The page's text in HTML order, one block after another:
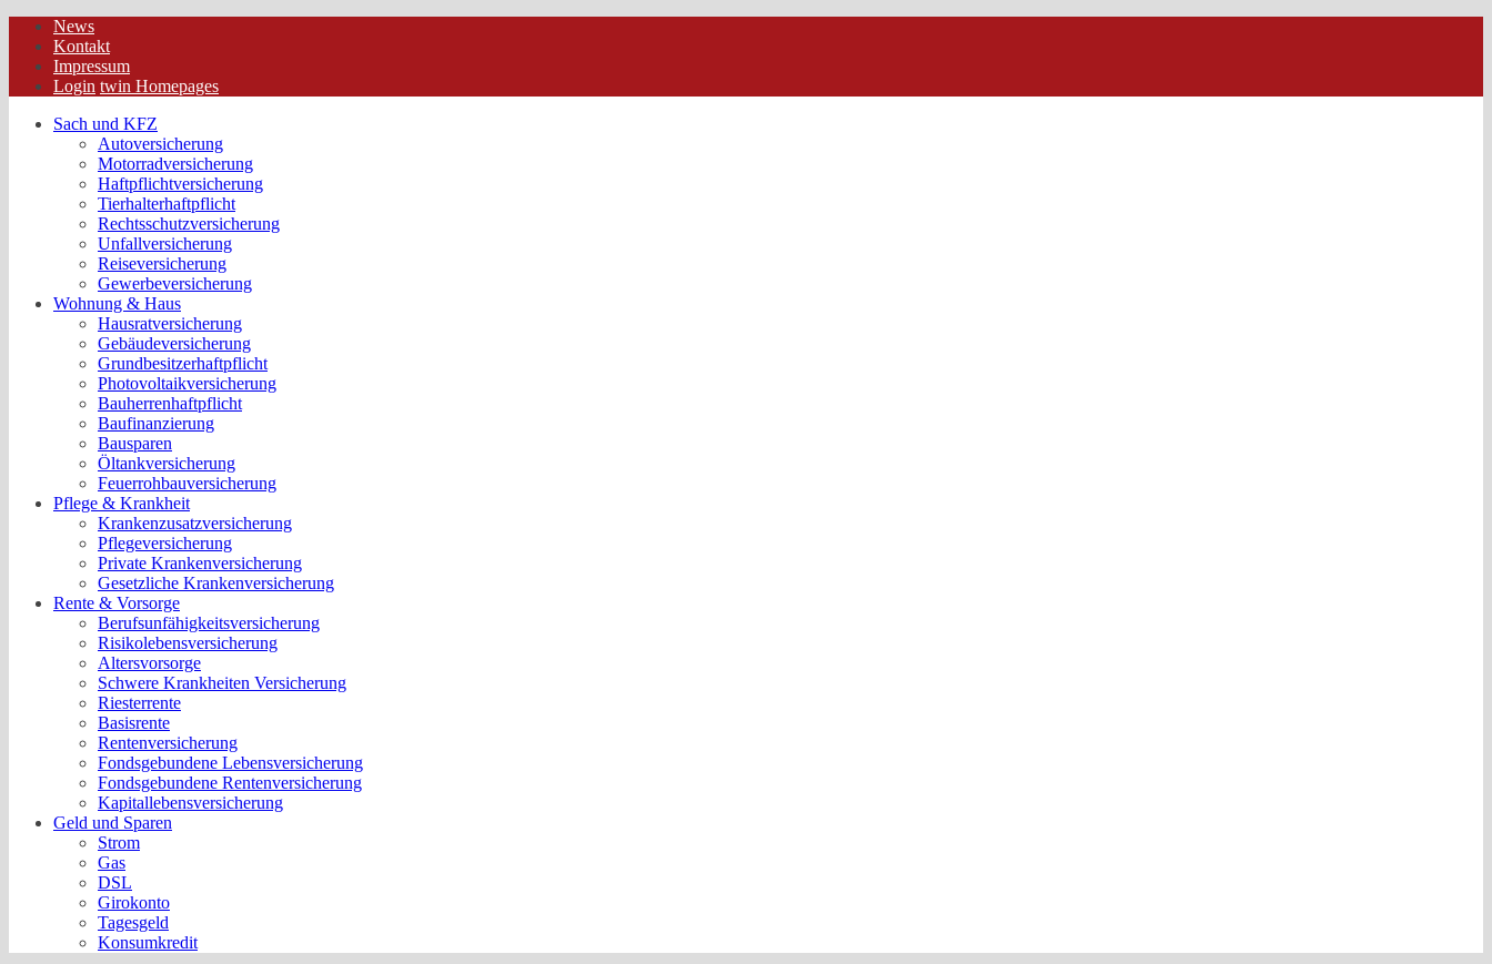
News
Kontakt
Impressum
Login twin Homepages
Sach und KFZ
Autoversicherung
Motorradversicherung
Haftpflichtversicherung
Tierhalterhaftpflicht
Rechtsschutzversicherung
Unfallversicherung
Reiseversicherung
Gewerbeversicherung
Wohnung & Haus
Hausratversicherung
Gebäudeversicherung
Grundbesitzerhaftpflicht
Photovoltaikversicherung
Bauherrenhaftpflicht
Baufinanzierung
Bausparen
Öltankversicherung
Feuerrohbauversicherung
Pflege & Krankheit
Krankenzusatzversicherung
Pflegeversicherung
Private Krankenversicherung
Gesetzliche Krankenversicherung
Rente & Vorsorge
Berufs­unfähigkeitsversicherung
Risikolebensversicherung
Altersvorsorge
Schwere Krankheiten Versicherung
Riesterrente
Basisrente
Rentenversicherung
Fondsgebundene Lebensversicherung
Fondsgebundene Rentenversicherung
Kapitallebensversicherung
Geld und Sparen
Strom
Gas
DSL
Girokonto
Tagesgeld
Konsumkredit